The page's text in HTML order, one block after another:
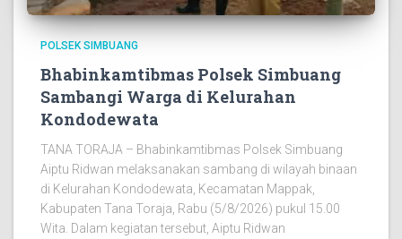
POLSEK SIMBUANG
Bhabinkamtibmas Polsek Simbuang
Sambangi Warga di Kelurahan
Kondodewata
TANA TORAJA – Bhabinkamtibmas Polsek Simbuang
Aiptu Ridwan melaksanakan sambang di wilayah binaan
di Kelurahan Kondodewata, Kecamatan Mappak,
Kabupaten Tana Toraja, Rabu (5/8/2026) pukul 15.00
Wita. Dalam kegiatan tersebut, Aiptu Ridwan